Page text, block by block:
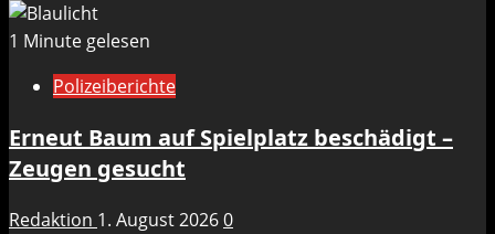
1 Minute gelesen
Polizeiberichte
Erneut Baum auf Spielplatz beschädigt –
Zeugen gesucht
Redaktion 1. August 20260